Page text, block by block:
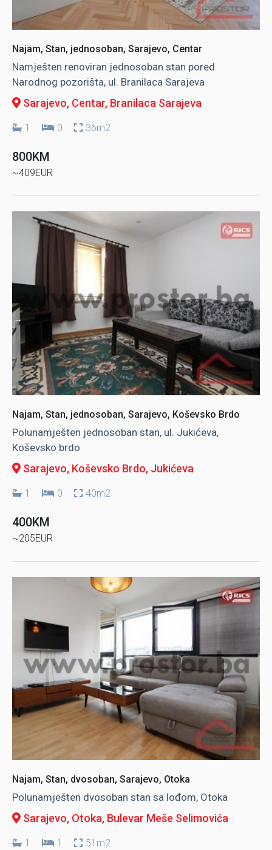
Najam, Stan, jednosoban, Sarajevo, Centar
Namješten renoviran jednosoban stan pored
Narodnog pozorišta, ul. Branilaca Sarajeva
Sarajevo, Centar, Branilaca Sarajeva
1 0 36m2
800KM
~409EUR
Najam, Stan, jednosoban, Sarajevo, Koševsko Brdo
Polunamješten jednosoban stan, ul. Jukićeva,
Koševsko brdo
Sarajevo, Koševsko Brdo, Jukićeva
1 0 40m2
400KM
~205EUR
Najam, Stan, dvosoban, Sarajevo, Otoka
Polunamješten dvosoban stan sa lođom, Otoka
Sarajevo, Otoka, Bulevar Meše Selimovića
1 1 51m2